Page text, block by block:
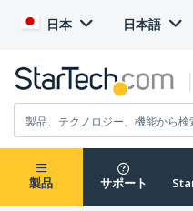
日本 日本語
製品 サポート